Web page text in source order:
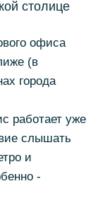
столице
офиса
(в
города
работает уже
слышать
и
-